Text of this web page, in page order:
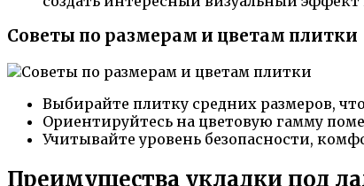
Советы по размерам и цветам плитки
Выбирайте плитку средних размеров,
Ориентируйтесь на цветовую гамму
Учитывайте уровень безопасности,
Преимущества укладки под